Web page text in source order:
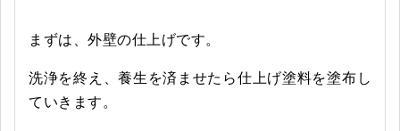
まずは、外壁の仕上げです。
洗浄を終え、養生を済ませたら仕上げ塗料を塗布し
ていきます。